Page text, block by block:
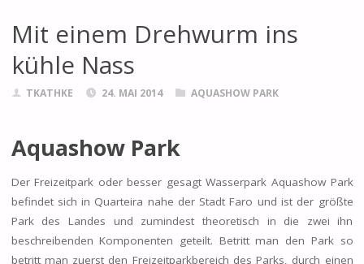
Mit einem Drehwurm ins
kühle Nass
TKATHKE 24. MAI 2014 AQUASHOW PARK
Aquashow Park
Der Freizeitpark oder besser gesagt Wasserpark Aquashow Park
befindet sich in Quarteira nahe der Stadt Faro und ist der größte
Park des Landes und zumindest theoretisch in die zwei ihn
beschreibenden Komponenten geteilt. Betritt man den Park so
betritt man zuerst den Freizeitparkbereich des Parks, durch einen